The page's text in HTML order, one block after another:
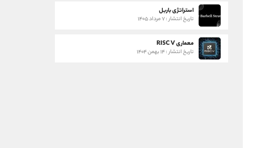
استراتژی باربل
تاریخ انتشار : ۷ مرداد ۱۴۰۵
معماری RISC V
تاریخ انتشار : ۱۴ بهمن ۱۴۰۴